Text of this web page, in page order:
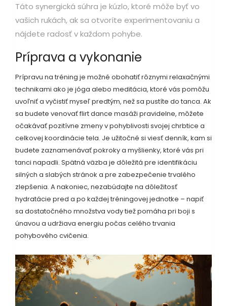
Táto synergická súhra je kúzlo, ktoré môže byť vo
vašich rukách, ak sa otvoríte experimentovaniu a
nájdete radosť v každom pohybe.
Príprava a vykonanie
Prípravu na tréning je možné obohatiť rôznymi relaxačnými
technikami ako je jóga alebo meditácia, ktoré vás pomôžu
uvoľniť a vyčistiť myseľ predtým, než sa pustíte do tanca. Ak
sa budete venovať flirt dance masáži pravidelne, môžete
očakávať pozitívne zmeny v pohyblivosti svojej chrbtice a
celkovej koordinácie tela. Je užitočné si viesť denník, kam si
budete zaznamenávať pokroky a myšlienky, ktoré vás pri
tanci napadli. Spätná väzba je dôležitá pre identifikáciu
silných a slabých stránok a pre zabezpečenie trvalého
zlepšenia. A nakoniec, nezabúdajte na dôležitosť
hydratácie pred a po každej tréningovej jednotke – napiť
sa dostatočného množstva vody tiež pomáha pri boji s
únavou a udržiava energiu počas celého trvania
pohybového cvičenia.